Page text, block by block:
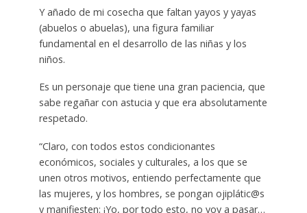
Y añado de mi cosecha que faltan yayos y yayas
(abuelos o abuelas), una figura familiar
fundamental en el desarrollo de las niñas y los
niños.
Es un personaje que tiene una gran paciencia, que
sabe regañar con astucia y que era absolutamente
respetado.
“Claro, con todos estos condicionantes
económicos, sociales y culturales, a los que se
unen otros motivos, entiendo perfectamente que
las mujeres, y los hombres, se pongan ojiplátic@s
y manifiesten: ¡Yo, por todo esto, no voy a pasar…